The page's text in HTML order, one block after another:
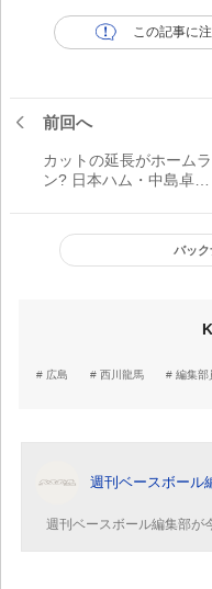
この記事に注
前回へ
カットの延長がホームラ
ン? 日本ハム・中島卓也
バック
広島 西川龍馬 編集部
週刊ベースボール
週刊ベースボール編集部が